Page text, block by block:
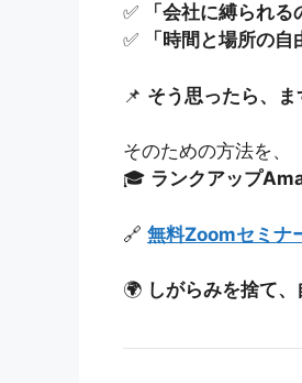
✅
「会社に縛られる
✅
「時間と場所の自
📌 そう思ったら、ま
そのための方法を、
🎓 ランクアップ
🔗 無料Zoomセミナ
🌍 しがらみを捨て